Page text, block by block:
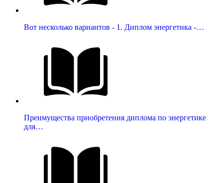
Вот несколько вариантов - 1. Диплом энергетика -…
Преимущества приобретения диплома по энергетике
для…